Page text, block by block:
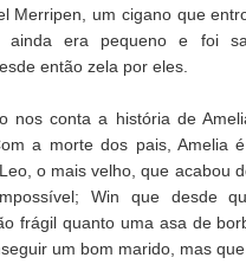
Merripen, um cigano que
ainda era pequeno e foi
então zela por eles.
nos conta a história de
a morte dos pais, Amelia
o mais velho, que acabou
Win que desde
frágil quanto uma asa de
um bom marido, mas que